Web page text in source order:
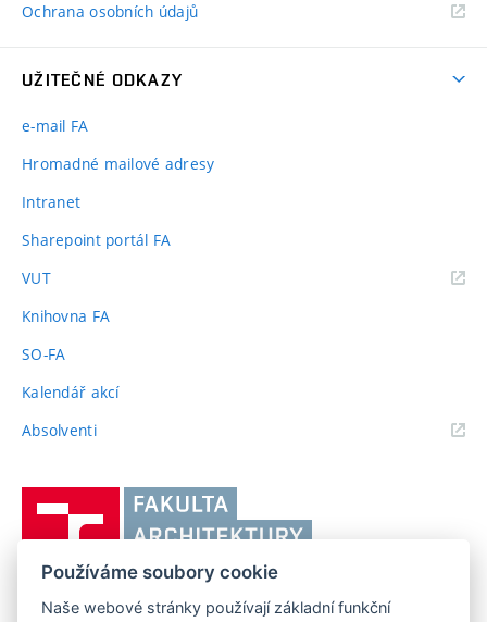
Ochrana osobních údajů
UŽITEČNÉ ODKAZY
e-mail FA
Hromadné mailové adresy
Intranet
Sharepoint portál FA
VUT(externí
Knihovna FA
SO-FA
Kalendář akcí
Absolventi(externí
učení
Brně,
Používáme soubory cookie
Naše webové stránky používají základní funkční